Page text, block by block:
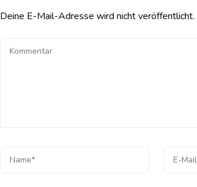
Deine E-Mail-Adresse wird nicht veröffentlicht.